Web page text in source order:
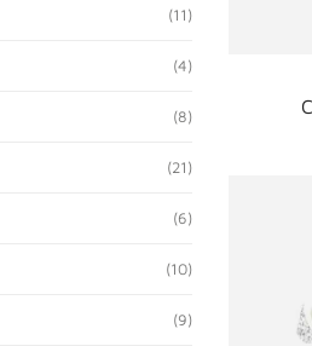
(11)
(4)
(8)
(21)
(6)
(10)
(9)